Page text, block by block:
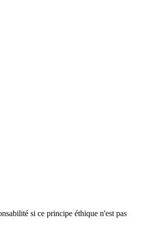
si ce principe éthique n'est pas